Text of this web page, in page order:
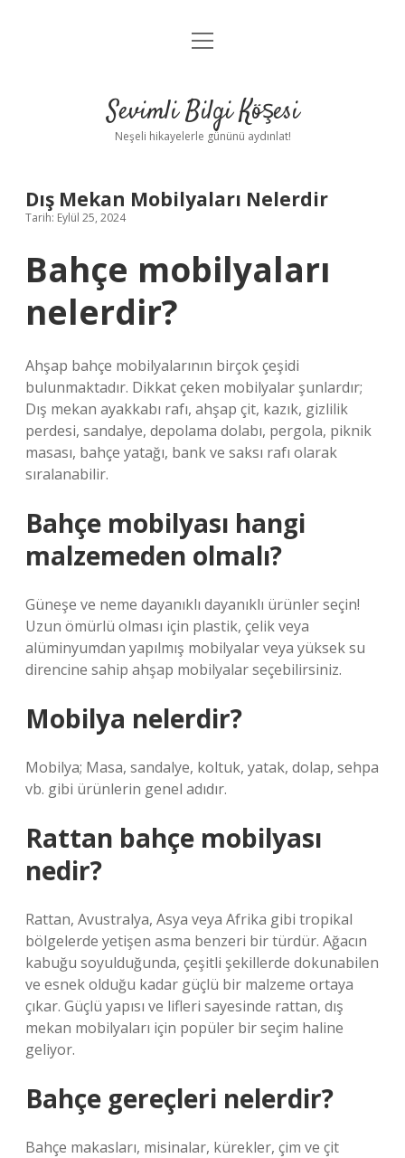
Anasayfa
Yasal Uyarı
menüyü
Sevimli Bilgi Köşesi
Neşeli hikayelerle gününü aydınlat!
Dış Mekan Mobilyaları Nelerdir
Tarih: Eylül 25, 2024
Bahçe mobilyaları
nelerdir?
Ahşap bahçe mobilyalarının birçok çeşidi
bulunmaktadır. Dikkat çeken mobilyalar şunlardır;
Dış mekan ayakkabı rafı, ahşap çit, kazık, gizlilik
perdesi, sandalye, depolama dolabı, pergola, piknik
masası, bahçe yatağı, bank ve saksı rafı olarak
sıralanabilir.
Bahçe mobilyası hangi
malzemeden olmalı?
Güneşe ve neme dayanıklı dayanıklı ürünler seçin!
Uzun ömürlü olması için plastik, çelik veya
alüminyumdan yapılmış mobilyalar veya yüksek su
direncine sahip ahşap mobilyalar seçebilirsiniz.
Mobilya nelerdir?
Mobilya; Masa, sandalye, koltuk, yatak, dolap, sehpa
vb. gibi ürünlerin genel adıdır.
Rattan bahçe mobilyası
nedir?
Rattan, Avustralya, Asya veya Afrika gibi tropikal
bölgelerde yetişen asma benzeri bir türdür. Ağacın
kabuğu soyulduğunda, çeşitli şekillerde dokunabilen
ve esnek olduğu kadar güçlü bir malzeme ortaya
çıkar. Güçlü yapısı ve lifleri sayesinde rattan, dış
mekan mobilyaları için popüler bir seçim haline
geliyor.
Bahçe gereçleri nelerdir?
Bahçe makasları, misinalar, kürekler, çim ve çit